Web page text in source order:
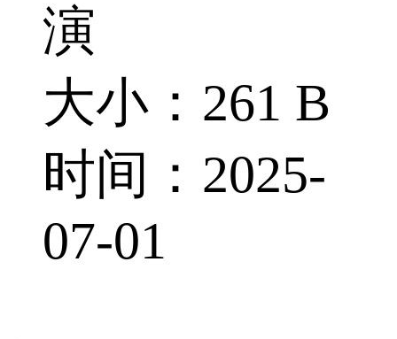
演
大小：261 B
时间：2025-
07-01